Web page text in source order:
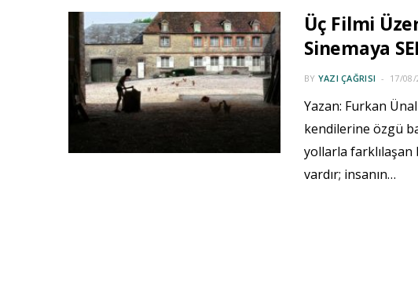
Üç Filmi
Sinemaya
BY YAZI ÇAĞRISI 17/08/
Yazan: Furkan
kendilerine özgü
yollarla farklılaşan
vardır; insanın…